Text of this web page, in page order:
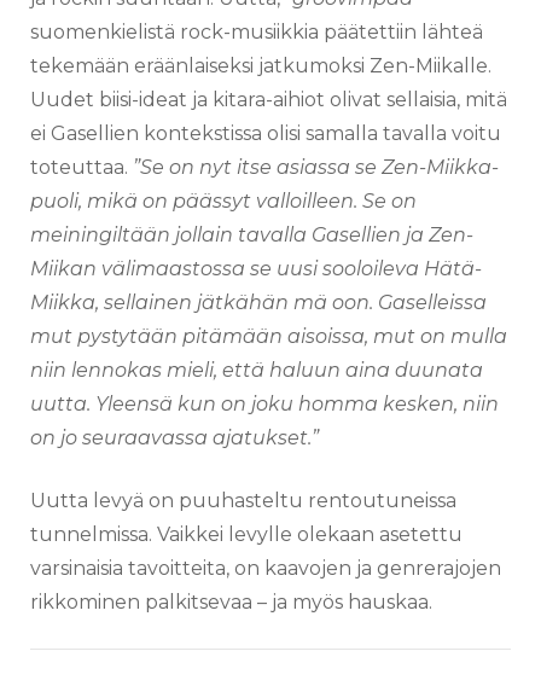
suomenkielistä rock-musiikkia päätettiin lähteä
tekemään eräänlaiseksi jatkumoksi Zen-Miikalle.
Uudet biisi-ideat ja kitara-aihiot olivat sellaisia, mitä
ei Gasellien kontekstissa olisi samalla tavalla voitu
toteuttaa. ”Se on nyt itse asiassa se Zen-Miikka-
puoli, mikä on päässyt valloilleen. Se on
meiningiltään jollain tavalla Gasellien ja Zen-
Miikan välimaastossa se uusi sooloileva Hätä-
Miikka, sellainen jätkähän mä oon. Gaselleissa
mut pystytään pitämään aisoissa, mut on mulla
niin lennokas mieli, että haluun aina duunata
uutta. Yleensä kun on joku homma kesken, niin
on jo seuraavassa ajatukset.”
Uutta levyä on puuhasteltu rentoutuneissa
tunnelmissa. Vaikkei levylle olekaan asetettu
varsinaisia tavoitteita, on kaavojen ja genrerajojen
rikkominen palkitsevaa – ja myös hauskaa.